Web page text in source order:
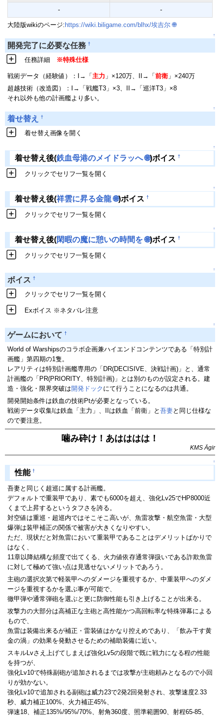
- -
大陸版wikiのページ:https://wiki.biligame.com/blhx/埃吉尔 🌐
↑
開発完了に必要な任務 †
任務詳細 ※特殊仕様
戦術データ（経験値）：I→「主力 」×120万、II→「前衛 」×240万
超越技術（改造図）：I→「戦艦T3」×3、II→「巡洋T3」×8
それ以外も他の計画艦より多い。
↑
着せ替え †
着せ替え画像を開く
↑
着せ替え後(鉄血母港のメイドラッへ🌐)ボイス †
クリックでセリフ一覧を開く
↑
着せ替え後(祥雲に昇る金龍🌐)ボイス †
クリックでセリフ一覧を開く
↑
着せ替え後(閑暇の魔に憩いの時間を🌐)ボイス †
クリックでセリフ一覧を開く
↑
ボイス †
クリックでセリフ一覧を開く
Exボイス ※ネタバレ注意
↑
ゲームにおいて †
World of Warshipsのコラボ企画兼ハイエンドコンテンツである「特別計
画艦」第四期の1隻。
レアリティは特別計画艦専用の「DR(DECISIVE、決戦計画)」と、通常
計画艦の「PR(PRIORITY、特別計画)」とは別のものが設定される。建
造・強化・限界突破は開発ドック にて行うことになるのは共通。
開発開始条件は鉄血の技術Ptが必要となっている。
戦術データ収集Iは鉄血「主力」、IIは鉄血「前衛」と 吾妻と同じ仕様な
ので要注意。
噛み砕け！あはははは！
KMS Ägir
↑
性能 †
吾妻と同じく超巡に属する計画艦。
デフォルトで重装甲であり、素でも6000を超え、強化Lv25でHP8000近
くまで上昇するというタフさを誇る。
対空値は重巡・超巡内ではそこそこ高いが、魚雷攻撃・航空魚雷・大型
爆弾は装甲補正の関係で被害が大きくなりやすい。
ただ、現状だと対魚雷において重装甲であることはデメリットばかりで
はなく、
11章以降結構な頻度で出てくる、火力値依存通常弾扱いである詐欺魚雷
に対して極めて強い点は見逃せないメリットであろう。
主砲の選択次第で軽装甲へのダメージを重視するか、中重装甲へのダメ
ージを重視するかを選ぶ事が可能で、
徹甲弾や通常弾砲を選ぶと更に防御性能も引き上げることが出来る。
攻撃力の大部分は高補正な主砲と高性能かつ高回転率な特殊弾幕による
もので、
魚雷は装備出来るが補正・雷装値はかなり控えめであり、「飲み干す黄
金の渦」の効果を発動させるための補助装備に近い。
スキルLvさえ上げてしまえば強化Lv5の段階で既に戦力になる程の性能
を持つが、
強化Lv10で特殊副砲が追加されるまでは攻撃が主砲頼みとなるので小回
りが効かない。
強化Lv10で追加される副砲は威力23で2発2回発射され、攻撃速度2.33
秒、威力補正100%、火力補正45%、
弾速18、補正135%/95%/70%、射角360度、照準範囲90、射程65-85、